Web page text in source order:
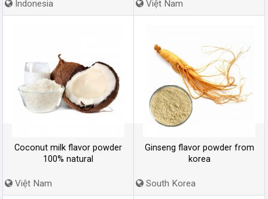
Indonesia Việt Nam
Coconut milk flavor powder
100% natural
Việt Nam
Ginseng flavor powder from
korea
South Korea